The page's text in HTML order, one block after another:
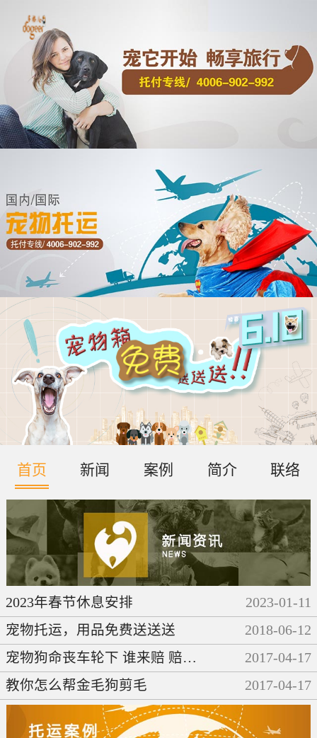
首页 新闻 案例 简介 联络
2023年春节休息安排 2023-01-11
宠物托运，用品免费送送送
2018-06-12
宠物狗命丧车轮下 谁来赔 赔多少
2017-04-17
教你怎么帮金毛狗剪毛
2017-04-17